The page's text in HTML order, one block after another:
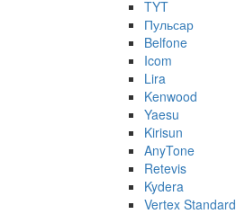
TYT
Пульсар
Belfone
Icom
Lira
Kenwood
Yaesu
Kirisun
AnyTone
Retevis
Kydera
Vertex Standard